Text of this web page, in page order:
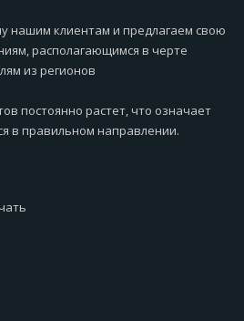
нашим клиентам и предлагаем свою
располагающимся в черте
из регионов
постоянно растет, что означает
в правильном направлении.